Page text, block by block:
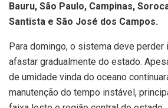
Bauru, São Paulo, Campinas,
Santista e São José dos Campos.
Para domingo, o sistema deve
afastar gradualmente do estado.
de umidade vinda do oceano
manutenção do tempo instável,